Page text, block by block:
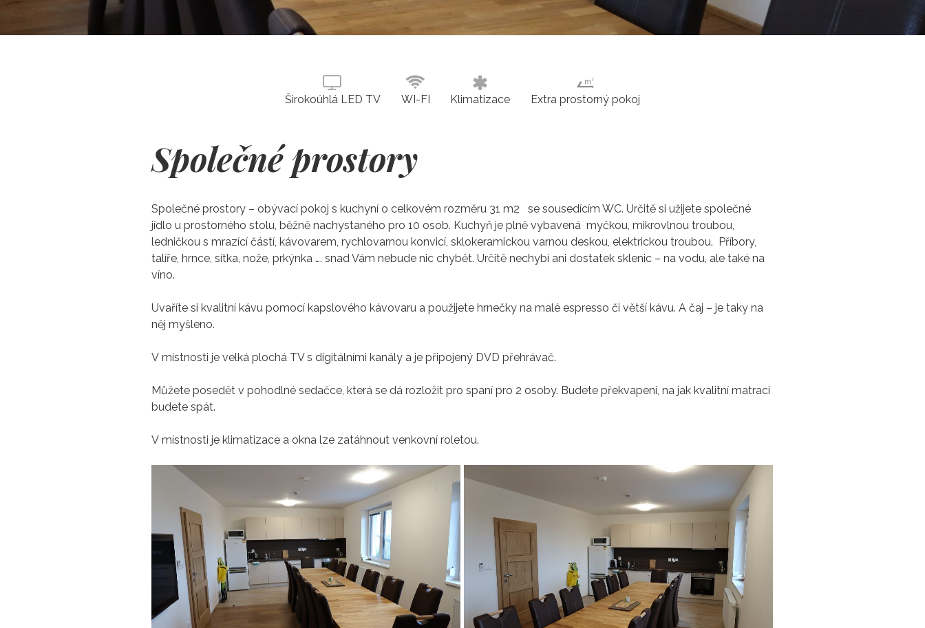
Širokoúhlá LED TV WI-FI Klimatizace Extra prostorný pokoj
Společné prostory
Společné prostory – obývací pokoj s kuchyní o celkovém rozměru 31 m2 se sousedícím WC. Určitě si užijete společné
jídlo u prostorného stolu, běžně nachystaného pro 10 osob. Kuchyň je plně vybavená myčkou, mikrovlnou troubou,
ledničkou s mrazící částí, kávovarem, rychlovarnou konvicí, sklokeramickou varnou deskou, elektrickou troubou. Příbory,
talíře, hrnce, sítka, nože, prkýnka …. snad Vám nebude nic chybět. Určitě nechybí ani dostatek sklenic – na vodu, ale také na
víno.
Uvaříte si kvalitní kávu pomocí kapslového kávovaru a použijete hrnečky na malé espresso či větší kávu. A čaj – je taky na
něj myšleno.
V místnosti je velká plochá TV s digitálními kanály a je připojený DVD přehrávač.
Můžete posedět v pohodlné sedačce, která se dá rozložit pro spaní pro 2 osoby. Budete překvapeni, na jak kvalitní matraci
budete spát.
V místnosti je klimatizace a okna lze zatáhnout venkovní roletou.